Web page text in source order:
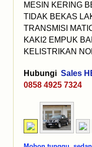
MESIN KERING
TIDAK BEKAS
TRANSMISI
KAKI2 EMPUK
KELISTRIKAN
Hubungi Sales
0858 4925 7324